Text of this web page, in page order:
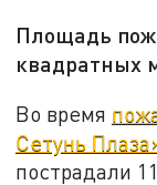
Площадь
квадратных
Во время
Сетунь
пострадали